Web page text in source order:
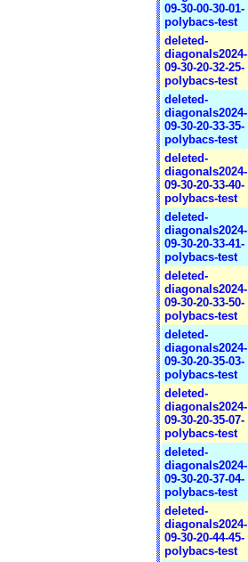
09-30-00-30-01-
polybacs-test
deleted-
diagonals2024-
09-30-20-32-25-
polybacs-test
deleted-
diagonals2024-
09-30-20-33-35-
polybacs-test
deleted-
diagonals2024-
09-30-20-33-40-
polybacs-test
deleted-
diagonals2024-
09-30-20-33-41-
polybacs-test
deleted-
diagonals2024-
09-30-20-33-50-
polybacs-test
deleted-
diagonals2024-
09-30-20-35-03-
polybacs-test
deleted-
diagonals2024-
09-30-20-35-07-
polybacs-test
deleted-
diagonals2024-
09-30-20-37-04-
polybacs-test
deleted-
diagonals2024-
09-30-20-44-45-
polybacs-test